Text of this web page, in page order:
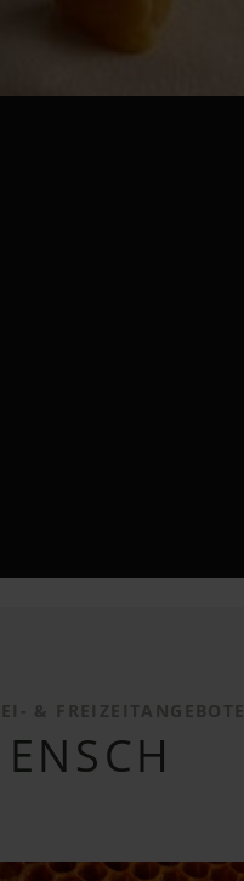
& FREIZEITANGEBOTE